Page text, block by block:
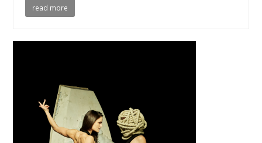
read more